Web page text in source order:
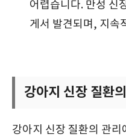
어렵습니다. 만성 신
게서 발견되며, 지속
강아지 신장 질환
강아지 신장 질환의 관